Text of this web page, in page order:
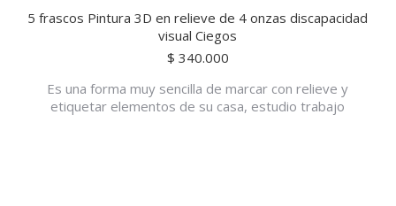
5 frascos Pintura 3D en relieve de 4 onzas discapacidad
visual Ciegos
$ 340.000
Es una forma muy sencilla de marcar con relieve y
etiquetar elementos de su casa, estudio trabajo